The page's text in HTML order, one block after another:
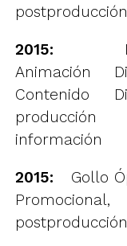
2015: In
Animación
Contenido
información
2015: Gollo